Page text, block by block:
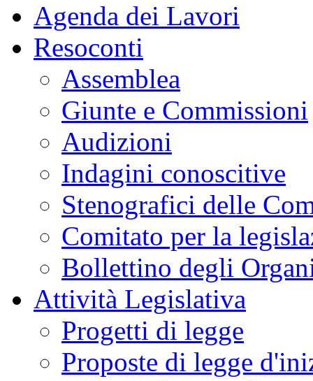
Agenda dei Lavori
Resoconti
Assemblea
Giunte e Commissioni
Audizioni
Indagini conoscitive
Stenografici delle
Comitato per la
Bollettino degli
Attività Legislativa
Progetti di legge
Proposte di legge